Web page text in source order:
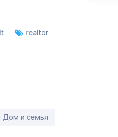
realtor
Дом и семья